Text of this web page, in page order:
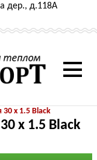
дер., д.118А
30 x 1.5 Black
x 1.5 Black